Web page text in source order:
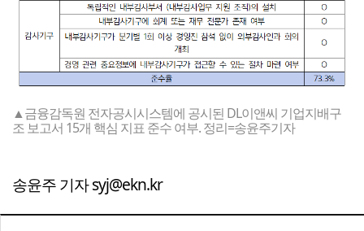
▲금융감독원 전자공시시스템에 공시된 DL이앤씨 기업지배구
조 보고서 15개 핵심 지표 준수 여부. 정리=송윤주기자
송윤주 기자 syj@ekn.kr